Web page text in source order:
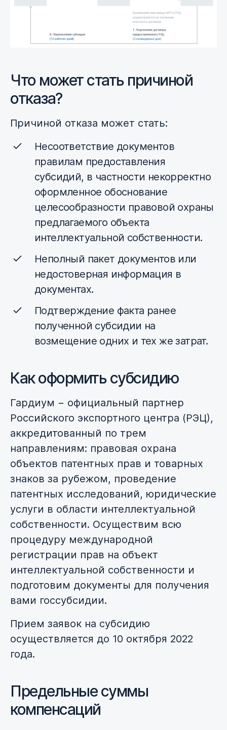
Что может стать причиной
отказа?
Причиной отказа может стать:
Несоответствие документов
правилам предоставления
субсидий, в частности некорректно
оформленное обоснование
целесообразности правовой охраны
предлагаемого объекта
интеллектуальной собственности.
Неполный пакет документов или
недостоверная информация в
документах.
Подтверждение факта ранее
полученной субсидии на
возмещение одних и тех же затрат.
Как оформить субсидию
Гардиум − официальный партнер
Российского экспортного центра (РЭЦ),
аккредитованный по трем
направлениям: правовая охрана
объектов патентных прав и товарных
знаков за рубежом, проведение
патентных исследований, юридические
услуги в области интеллектуальной
собственности. Осуществим всю
процедуру международной
регистрации прав на объект
интеллектуальной собственности и
подготовим документы для получения
вами госсубсидии.
Прием заявок на субсидию
осуществляется до 10 октября 2022
года.
Предельные суммы
компенсаций